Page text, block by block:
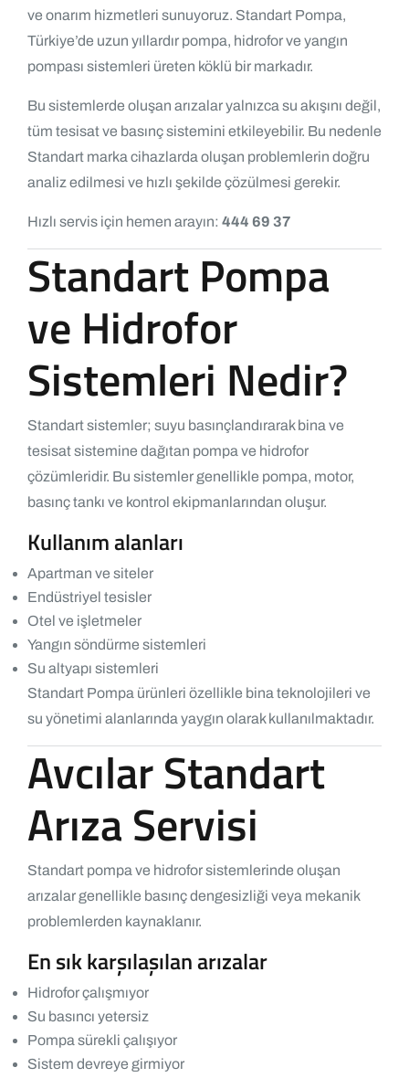
ve onarım hizmetleri sunuyoruz. Standart Pompa,
Türkiye’de uzun yıllardır pompa, hidrofor ve yangın
pompası sistemleri üreten köklü bir markadır.
Bu sistemlerde oluşan arızalar yalnızca su akışını değil,
tüm tesisat ve basınç sistemini etkileyebilir. Bu nedenle
Standart marka cihazlarda oluşan problemlerin doğru
analiz edilmesi ve hızlı şekilde çözülmesi gerekir.
Hızlı servis için hemen arayın: 444 69 37
Standart Pompa
ve Hidrofor
Sistemleri Nedir?
Standart sistemler; suyu basınçlandırarak bina ve
tesisat sistemine dağıtan pompa ve hidrofor
çözümleridir. Bu sistemler genellikle pompa, motor,
basınç tankı ve kontrol ekipmanlarından oluşur.
Kullanım alanları
Apartman ve siteler
Endüstriyel tesisler
Otel ve işletmeler
Yangın söndürme sistemleri
Su altyapı sistemleri
Standart Pompa ürünleri özellikle bina teknolojileri ve
su yönetimi alanlarında yaygın olarak kullanılmaktadır.
Avcılar Standart
Arıza Servisi
Standart pompa ve hidrofor sistemlerinde oluşan
arızalar genellikle basınç dengesizliği veya mekanik
problemlerden kaynaklanır.
En sık karşılaşılan arızalar
Hidrofor çalışmıyor
Su basıncı yetersiz
Pompa sürekli çalışıyor
Sistem devreye girmiyor